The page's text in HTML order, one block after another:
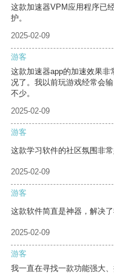
这款加速器VPM应用程序已
护。
2025-02-09
游客
这款加速器app的加速效果
况了。我以前玩游戏经常会
不少。
2025-02-09
游客
这款学习软件的社区氛围非
2025-02-09
游客
这款软件简直是神器，解决了
2025-02-09
游客
我一直在寻找一款功能强大